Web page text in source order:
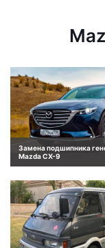
Замена подшипника
Mazda CX-9